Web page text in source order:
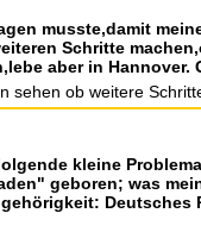
musste,damit
Schritte
aber in Hannover.
sehen ob weitere
kleine
geboren; was